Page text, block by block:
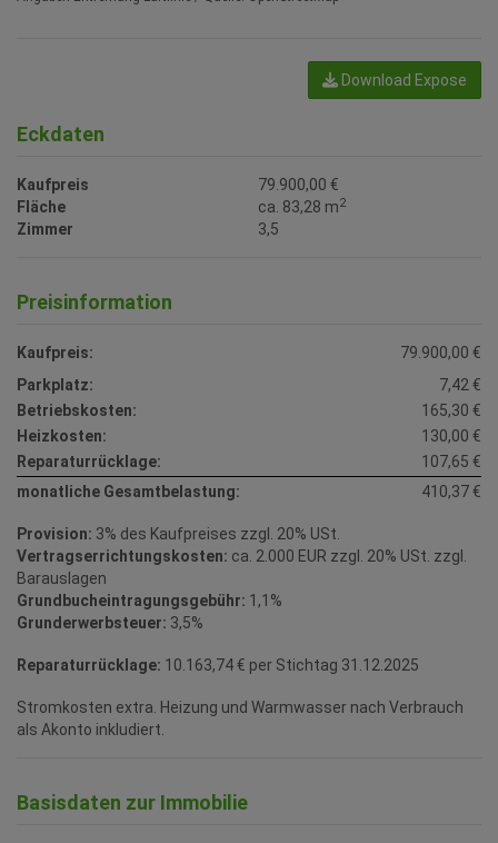
Download Expose
Eckdaten
Kaufpreis
79.900,00 €
Fläche
ca. 83,28 m2
Zimmer 3,5
Preisinformation
Kaufpreis:
79.900,00 €
Parkplatz:
7,42 €
Betriebskosten:
165,30 €
Heizkosten:
130,00 €
Reparaturrücklage:
107,65 €
monatliche Gesamtbelastung:
410,37 €
Provision: 3% des Kaufpreises zzgl. 20% USt.
Vertragserrichtungskosten: ca. 2.000 EUR zzgl. 20% USt. zzgl.
Barauslagen
Grundbucheintragungsgebühr: 1,1%
Grunderwerbsteuer: 3,5%
Reparaturrücklage: 10.163,74 € per Stichtag 31.12.2025
Stromkosten extra. Heizung und Warmwasser nach Verbrauch
als Akonto inkludiert.
Basisdaten zur Immobilie